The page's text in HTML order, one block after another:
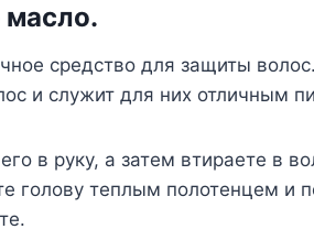
масло.
средство для защиты
и служит для них отличным
в руку, а затем втираете в
голову теплым полотенцем и